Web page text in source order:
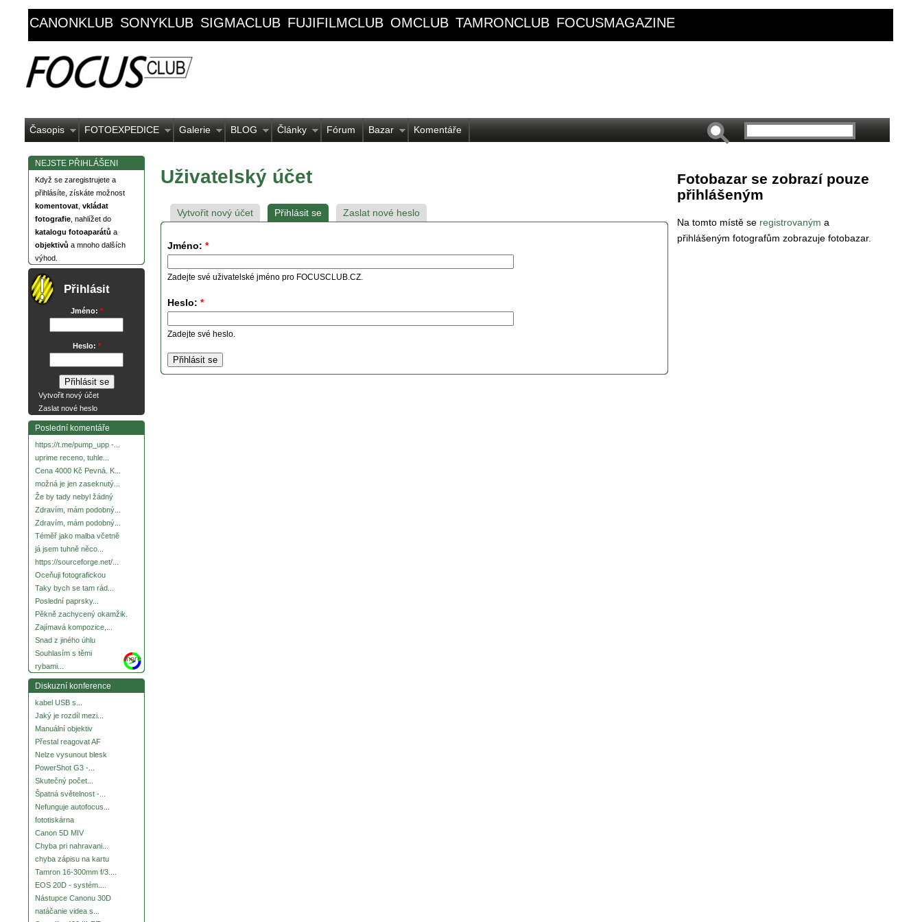
CANONKLUB SONYKLUB SIGMACLUB FUJIFILMCLUB OMCLUB TAMRONCLUB FOCUSMAGAZINE
Časopis FOTOEXPEDICE Galerie BLOG Články Fórum Bazar Komentáře
NEJSTE PŘIHLÁŠENI
Když se zaregistrujete a
přihlásíte, získáte možnost
komentovat vkládat
fotografie , nahlížet do
katalogu fotoaparátů a
objektivů a mnoho dalších
výhod.
Přihlásit
Jméno: *
Heslo: *
Vytvořit nový účet
Zaslat nové heslo
Poslední komentáře
https://t.me/pump_upp -...
uprime receno, tuhle...
Cena 4000 Kč Pevná. K...
možná je jen zaseknutý...
Že by tady nebyl žádný
Zdravím, mám podobný...
Zdravím, mám podobný...
Téměř jako malba včetně
já jsem tuhně něco...
https://sourceforge.net/...
Oceňuji fotografickou
Taky bych se tam rád...
Poslední paprsky...
Pěkně zachycený okamžik.
Zajímavá kompozice,...
Snad z jiného úhlu
Souhlasím s těmi
rybami...
more
Diskuzní konference
kabel USB s...
Jaký je rozdíl mezi...
Manuální objektiv
Přestal reagovat AF
Nelze vysunout blesk
PowerShot G3 -...
Skutečný počet...
Špatná světelnost -...
Nefunguje autofocus...
fototiskárna
Canon 5D MIV
Chyba pri nahravani...
chyba zápisu na kartu
Tamron 16-300mm f/3....
EOS 20D - systém....
Nástupce Canonu 30D
natáčanie videa s...
Uživatelský účet
Vytvořit nový účet Přihlásit se Zaslat nové heslo
Jméno: *
Zadejte své uživatelské jméno pro FOCUSCLUB.CZ.
Heslo: *
Zadejte své heslo.
Fotobazar se zobrazí pouze
přihlášeným
Na tomto místě se registrovaným a
přihlášeným fotografům zobrazuje fotobazar.